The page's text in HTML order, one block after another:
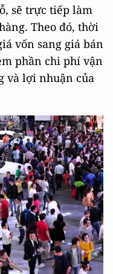
sẽ trực tiếp làm
Theo đó, thời
vốn sang giá bán
phần chi phí vận
và lợi nhuận của